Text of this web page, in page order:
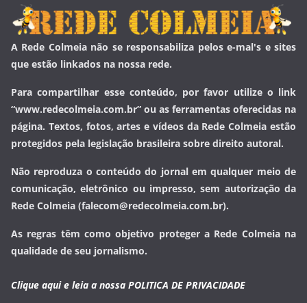
A Rede Colmeia não se responsabiliza pelos e-mal's e sites
que estão linkados na nossa rede.
Para compartilhar esse conteúdo, por favor utilize o link
“www.redecolmeia.com.br” ou as ferramentas oferecidas na
página. Textos, fotos, artes e vídeos da Rede Colmeia estão
protegidos pela legislação brasileira sobre direito autoral.
Não reproduza o conteúdo do jornal em qualquer meio de
comunicação, eletrônico ou impresso, sem autorização da
Rede Colmeia (falecom@redecolmeia.com.br).
As regras têm como objetivo proteger a Rede Colmeia na
qualidade de seu jornalismo.
Clique aqui e leia a nossa POLITICA DE PRIVACIDADE